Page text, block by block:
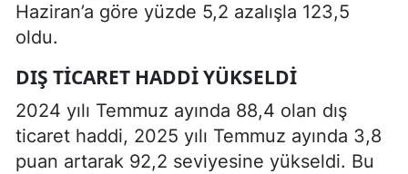
Haziran’a göre yüzde 5,2 azalışla 123,5
oldu.
DIŞ TICARET HADDI YÜKSELDI
2024 yılı Temmuz ayında 88,4 olan dış
ticaret haddi, 2025 yılı Temmuz ayında 3,8
puan artarak 92,2 seviyesine yükseldi. Bu